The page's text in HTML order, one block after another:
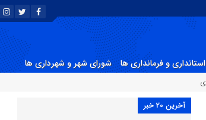
استانداری و فرمانداری ها شورای شهر و شهرداری ها
آخرین 20 خبر